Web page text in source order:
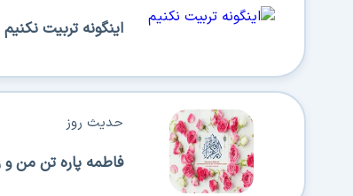
اینگونه تربیت نکنیم
فاطمه پاره تن من
حدیث روز